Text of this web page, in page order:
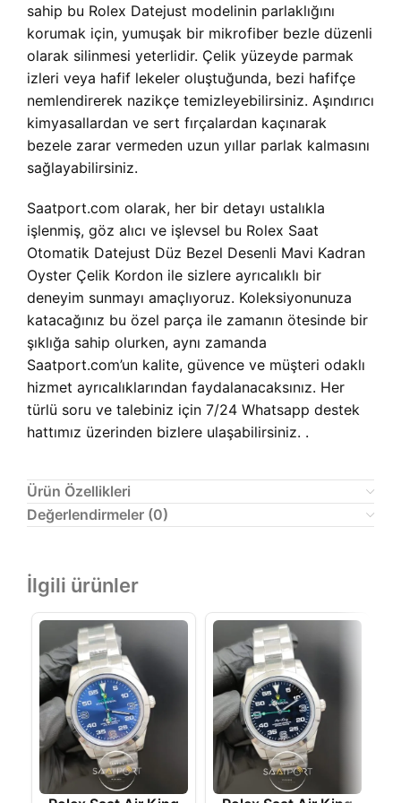
sahip bu Rolex Datejust modelinin parlaklığını
korumak için, yumuşak bir mikrofiber bezle düzenli
olarak silinmesi yeterlidir. Çelik yüzeyde parmak
izleri veya hafif lekeler oluştuğunda, bezi hafifçe
nemlendirerek nazikçe temizleyebilirsiniz. Aşındırıcı
kimyasallardan ve sert fırçalardan kaçınarak
bezele zarar vermeden uzun yıllar parlak kalmasını
sağlayabilirsiniz.
Saatport.com olarak, her bir detayı ustalıkla
işlenmiş, göz alıcı ve işlevsel bu Rolex Saat
Otomatik Datejust Düz Bezel Desenli Mavi Kadran
Oyster Çelik Kordon ile sizlere ayrıcalıklı bir
deneyim sunmayı amaçlıyoruz. Koleksiyonunuza
katacağınız bu özel parça ile zamanın ötesinde bir
şıklığa sahip olurken, aynı zamanda
Saatport.com’un kalite, güvence ve müşteri odaklı
hizmet ayrıcalıklarından faydalanacaksınız. Her
türlü soru ve talebiniz için 7/24 Whatsapp destek
hattımız üzerinden bizlere ulaşabilirsiniz. .
Ürün Özellikleri
Değerlendirmeler (0)
İlgili ürünler